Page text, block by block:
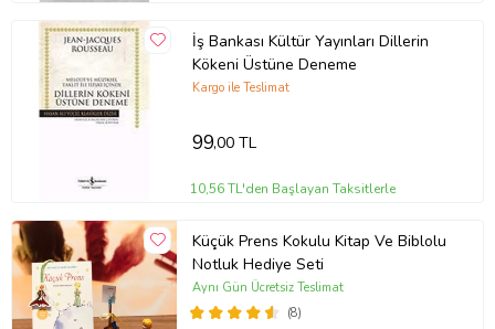
İş Bankası Kültür Yayınları Dillerin
Kökeni Üstüne Deneme
Kargo ile Teslimat
99,00 TL
10,56 TL'den Başlayan Taksitlerle
Küçük Prens Kokulu Kitap Ve Biblolu
Notluk Hediye Seti
(8)
Aynı Gün Ücretsiz Teslimat